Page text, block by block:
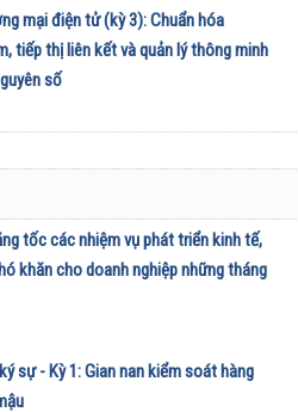
mại điện tử (kỳ 3): Chuẩn hóa
tiếp thị liên kết và quản lý thông minh
số
tốc các nhiệm vụ phát triển kinh tế,
khăn cho doanh nghiệp những tháng
sự - Kỳ 1: Gian nan kiểm soát hàng